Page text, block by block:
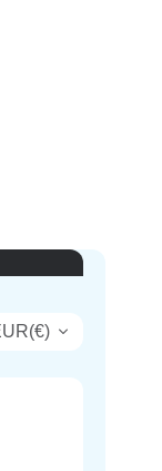
(€)